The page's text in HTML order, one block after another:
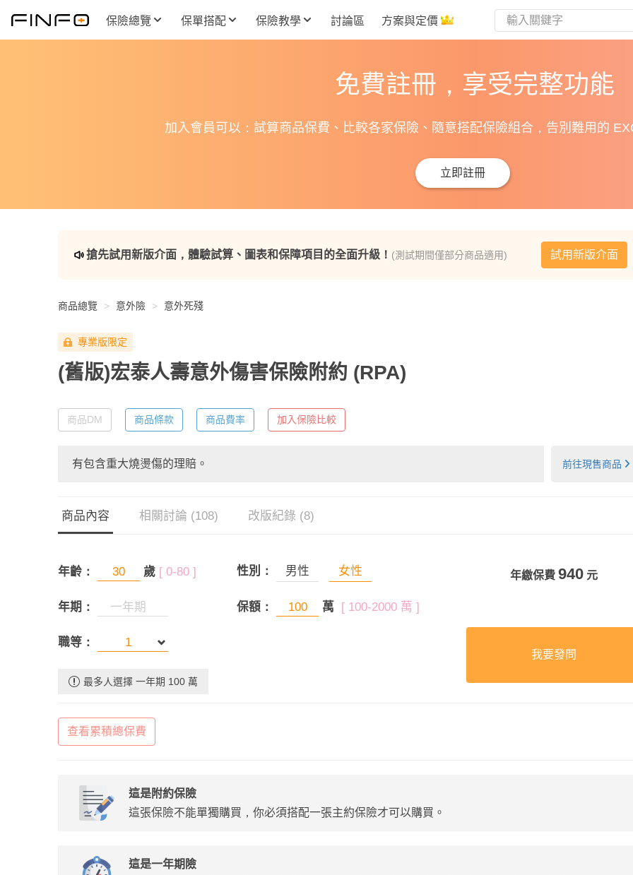
保險總覽 保單搭配 保險教學 討論區 方案與定價
免費註冊，享受完整功能
加入會員可以：試算商品保費、比較各家保險、隨意搭配保險組合，告別難用的
立即註冊
搶先試用新版介面，體驗試算、圖表和保障項目的全面升級！ (測試期間僅部分商品適用) 試用新版介面
商品總覽 意外險 意外死殘
專業版限定
(舊版)宏泰人壽意外傷害保險附約 (RPA)
商品DM 商品條款 商品費率 加入保險比較
有包含重大燒燙傷的理賠。 前往現售商品
商品內容 相關討論 (108) 改版紀錄 (8)
年齡： 歲 [ 0-80 ] 性別： 男性 女性
年期： 保額： 萬 [ 100-2000 萬 ]
職等：
最多人選擇 一年期 100 萬
年繳保費940 元
我要發問
查看累積總保費
這是附約保險
這張保險不能單獨購買，你必須搭配一張主約保險才可以購買。
這是一年期險